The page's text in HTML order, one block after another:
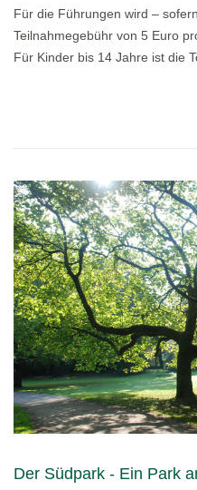
Für die Führungen wird –
Teilnahmegebühr von 5 Euro
Für Kinder bis 14 Jahre ist die
Der Südpark - Ein Park